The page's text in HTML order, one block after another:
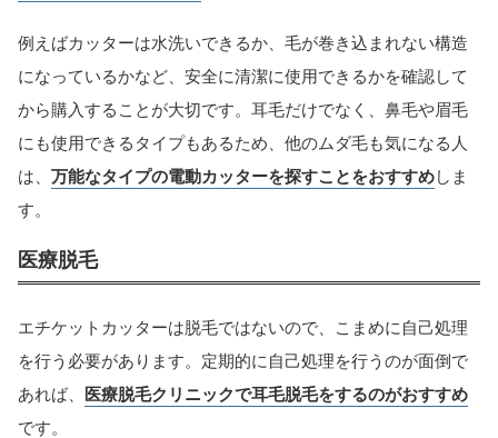
例えばカッターは水洗いできるか、毛が巻き込まれない構造
になっているかなど、安全に清潔に使用できるかを確認して
から購入することが大切です。耳毛だけでなく、鼻毛や眉毛
にも使用できるタイプもあるため、他のムダ毛も気になる人
は、 万能なタイプの電動カッターを探すことをおすすめしま
す。
医療脱毛
エチケットカッターは脱毛ではないので、こまめに自己処理
を行う必要があります。定期的に自己処理を行うのが面倒で
あれば、
医療脱毛クリニックで耳毛脱毛をするのがおすすめ
です。